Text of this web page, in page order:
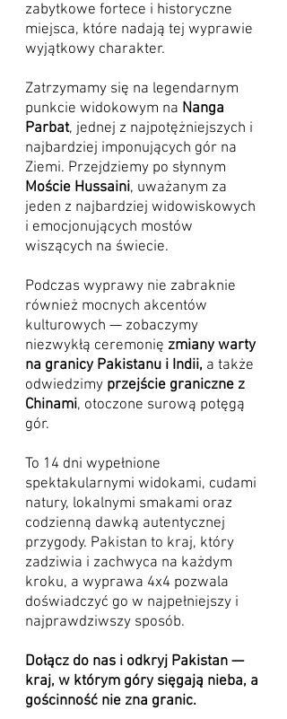
zabytkowe fortece i historyczne
miejsca, które nadają tej wyprawie
wyjątkowy charakter.
Zatrzymamy się na legendarnym
punkcie widokowym na Nanga
Parbat, jednej z najpotężniejszych i
najbardziej imponujących gór na
Ziemi. Przejdziemy po słynnym
Moście Hussaini, uważanym za
jeden z najbardziej widowiskowych
i emocjonujących mostów
wiszących na świecie.
Podczas wyprawy nie zabraknie
również mocnych akcentów
kulturowych — zobaczymy
niezwykłą ceremonię zmiany warty
na granicy Pakistanu i Indii, a także
odwiedzimy przejście graniczne z
Chinami, otoczone surową potęgą
gór.
To 14 dni wypełnione
spektakularnymi widokami, cudami
natury, lokalnymi smakami oraz
codzienną dawką autentycznej
przygody. Pakistan to kraj, który
zadziwia i zachwyca na każdym
kroku, a wyprawa 4x4 pozwala
doświadczyć go w najpełniejszy i
najprawdziwszy sposób.
Dołącz do nas i odkryj Pakistan —
kraj, w którym góry sięgają nieba, a
gościnność nie zna granic.